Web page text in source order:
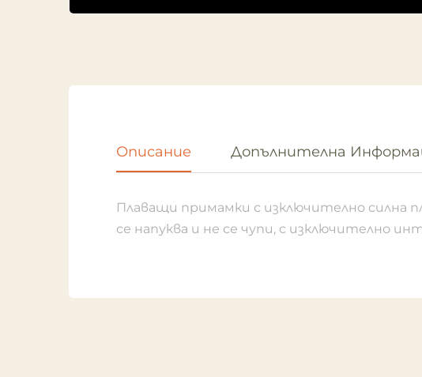
Описание Допълнителна
Плаващи примамки с изключително силна
се напуква и не се чупи, с изключително